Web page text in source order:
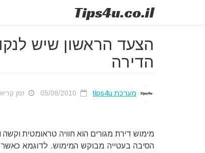
Tips4u.co.il
הצעד הראשון שיש
הדירה
מערכת tips4u זמן קריאה
מימוש דירת מגורים הוא חוויה טראומטית
הסיבה בעטייה מבוקש המימוש. לדוגמא כאשר